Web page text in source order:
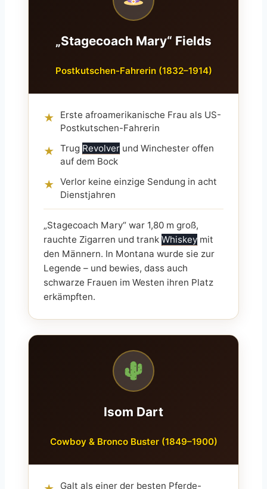
„Stagecoach Mary“ Fields
Postkutschen-Fahrerin (1832–1914)
★
Erste afroamerikanische Frau als US-
Postkutschen-Fahrerin
★ Trug Revolver und Winchester offen
auf dem Bock
★ Verlor keine einzige Sendung in acht
Dienstjahren
„Stagecoach Mary“ war 1,80 m groß,
rauchte Zigarren und trank Whiskey mit
den Männern. In Montana wurde sie zur
Legende – und bewies, dass auch
schwarze Frauen im Westen ihren Platz
erkämpften.
Isom Dart
Cowboy & Bronco Buster (1849–1900)
Galt als einer der besten Pferde-